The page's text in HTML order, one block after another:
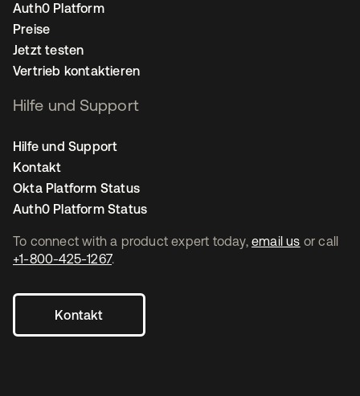
To connect with a product expert today, email us or call
+1-800-425-1267.
Kontakt
Auth0 Platform
Preise
Jetzt testen
Vertrieb kontaktieren
Hilfe und Support
Hilfe und Support
Kontakt
Okta Platform Status
Auth0 Platform Status